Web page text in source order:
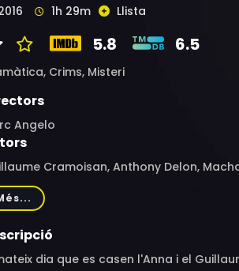
1h 29m Llista
5.8 6.5
Crims, Misteri
Angelo
Cramoisan, Anthony Delon,
Emilie Gilot, Joy Esther, Franck
Bui, Floriane Brisotto
dia que es casen l'Anna i el